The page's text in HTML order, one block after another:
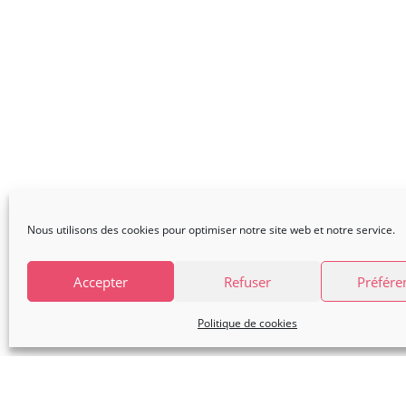
Nous utilisons des cookies pour optimiser notre site web et notre service.
Accepter Refuser
Politique de cookies